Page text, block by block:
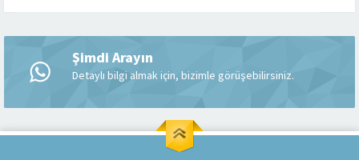
mobilya ürünlerini bulabileceğiniz birçok
mağazaya ev sahipliği yapmaktadır. Bu makalede,
Baltalimanı klasik mobilya alan yerler hakkında...
Şimdi Arayın
Detaylı bilgi almak için, bizimle görüşebilirsiniz.
Cevap Yaz